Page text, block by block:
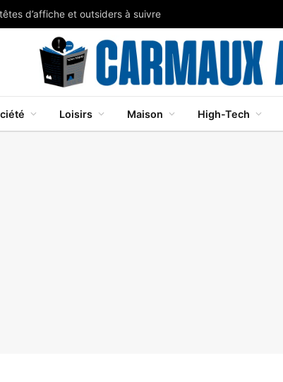
d’affiche et outsiders à suivre
Loisirs Maison High-Tech